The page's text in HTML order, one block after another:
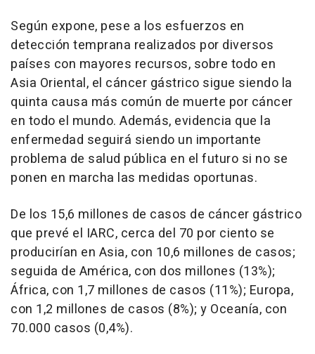
Según expone, pese a los esfuerzos en
detección temprana realizados por diversos
países con mayores recursos, sobre todo en
Asia Oriental, el cáncer gástrico sigue siendo la
quinta causa más común de muerte por cáncer
en todo el mundo. Además, evidencia que la
enfermedad seguirá siendo un importante
problema de salud pública en el futuro si no se
ponen en marcha las medidas oportunas.
De los 15,6 millones de casos de cáncer gástrico
que prevé el IARC, cerca del 70 por ciento se
producirían en Asia, con 10,6 millones de casos;
seguida de América, con dos millones (13%);
África, con 1,7 millones de casos (11%); Europa,
con 1,2 millones de casos (8%); y Oceanía, con
70.000 casos (0,4%).